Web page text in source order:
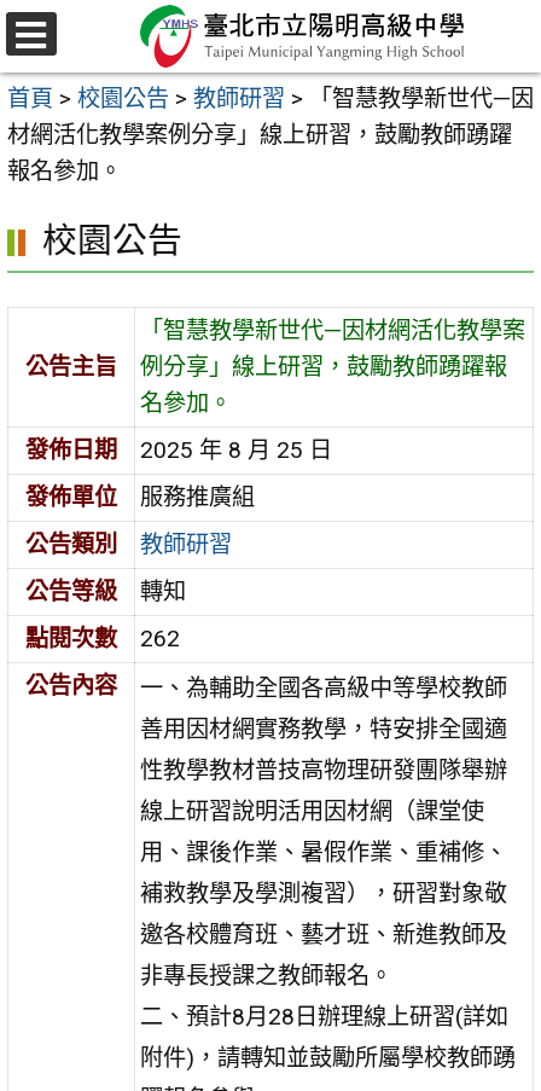
跳
至
主
要
內
區
選
單
首頁 > 校園公告 > 教師研習 >
「智慧教學新世代—因
材網活化教學案例分享」線上研習，鼓勵教師踴躍
報名參加。
校園公告
公告主旨
「智慧教學新世代—因材網活化教學案
例分享」線上研習，鼓勵教師踴躍報
名參加。
發佈日期
2025 年 8 月 25 日
發佈單位
服務推廣組
公告類別
教師研習
公告等級
轉知
點閱次數
262
公告內容
一、為輔助全國各高級中等學校教師
善用因材網實務教學，特安排全國適
性教學教材普技高物理研發團隊舉辦
線上研習說明活用因材網（課堂使
用、課後作業、暑假作業、重補修、
補救教學及學測複習），研習對象敬
邀各校體育班、藝才班、新進教師及
非專長授課之教師報名。
二、預計8月28日辦理線上研習(詳如
附件)，請轉知並鼓勵所屬學校教師踴